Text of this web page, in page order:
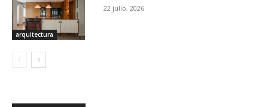
arquitectura
22 julio, 2026